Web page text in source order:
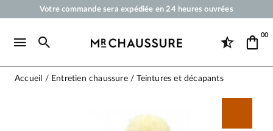
Votre commande sera expédiée en 24 heures ouvrées
Livraison offerte dès 50 €
00
Accueil Entretien chaussure Teintures et décapants